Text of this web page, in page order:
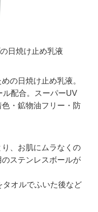
日焼け止め乳液
の日焼け止め乳液。
ル配合。スーパーUV
・鉱物油フリー・防
、お肌にムラなくの
ステンレスボールが
オルでふいた後など